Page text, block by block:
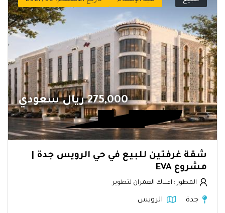
275,000 ريال سعودي
شقة غرفتين للبيع في حي الرويس جدة |
مشروع EVA
المطور : افلاك العمران لتطوير
جدة الرويس